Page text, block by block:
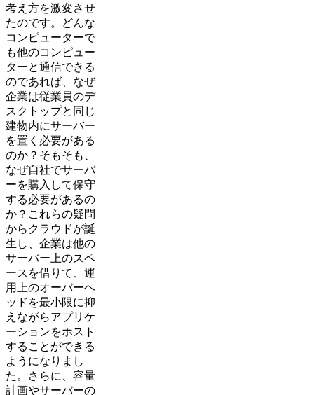
考え方を激変させ
たのです。どんな
コンピューターで
も他のコンピュー
ターと通信できる
のであれば、なぜ
企業は従業員のデ
スクトップと同じ
建物内にサーバー
を置く必要がある
のか？そもそも、
なぜ自社でサーバ
ーを購入して保守
する必要があるの
か？これらの疑問
からクラウドが誕
生し、企業は他の
サーバー上のスペ
ースを借りて、運
用上のオーバーヘ
ッドを最小限に抑
えながらアプリケ
ーションをホスト
することができる
ようになりまし
た。さらに、容量
計画やサーバーの